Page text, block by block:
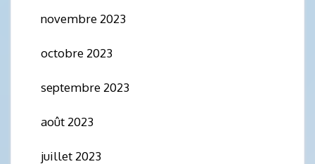
novembre 2023
octobre 2023
septembre 2023
août 2023
juillet 2023